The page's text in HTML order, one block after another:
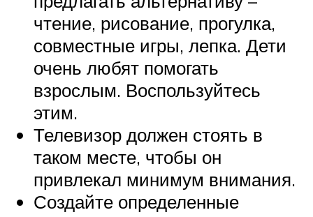
чтение, рисование, прогулка,
совместные игры, лепка. Дети
очень любят помогать
взрослым. Воспользуйтесь
этим.
Телевизор должен стоять в
таком месте, чтобы он
привлекал минимум внимания.
Создайте определенные